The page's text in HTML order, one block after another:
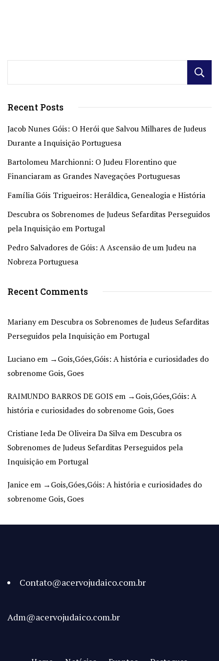
Recent Posts
Jacob Nunes Góis: O Herói que Salvou Milhares de Judeus
Durante a Inquisição Portuguesa
Bartolomeu Marchionni: O Judeu Florentino que
Financiaram as Grandes Navegações Portuguesas
Família Góis Trigueiros: Heráldica, Genealogia e História
Descubra os Sobrenomes de Judeus Sefarditas Perseguidos
pela Inquisição em Portugal
Pedro Salvadores de Góis: A Ascensão de um Judeu na
Nobreza Portuguesa
Recent Comments
Mariany emDescubra os Sobrenomes de Judeus Sefarditas
Perseguidos pela Inquisição em Portugal
Luciano em →Gois,Góes,Góis: A história e curiosidades do
sobrenome Gois, Goes
RAIMUNDO BARROS DE GOIS em →Gois,Góes,Góis: A
história e curiosidades do sobrenome Gois, Goes
Cristiane Ieda De Oliveira Da Silva emDescubra os
Sobrenomes de Judeus Sefarditas Perseguidos pela
Inquisição em Portugal
Janice em →Gois,Góes,Góis: A história e curiosidades do
sobrenome Gois, Goes
Contato@acervojudaico.com.br
Adm@acervojudaico.com.br